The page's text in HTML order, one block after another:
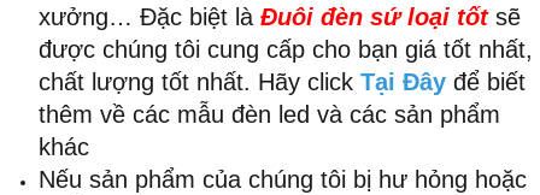
xưởng… Đặc biệt là Đuôi đèn sứ loại tốt sẽ
được chúng tôi cung cấp cho bạn giá tốt nhất,
chất lượng tốt nhất. Hãy click Tại Đây để biết
thêm về các mẫu đèn led và các sản phẩm
khác
Nếu sản phẩm của chúng tôi bị hư hỏng hoặc